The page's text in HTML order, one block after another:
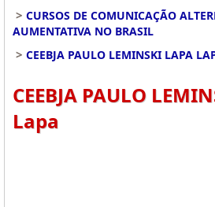
> CURSOS DE COMUNICAÇÃO
AUMENTATIVA NO BRASIL
> CEEBJA PAULO LEMINSKI LAPA
CEEBJA PAULO
Lapa